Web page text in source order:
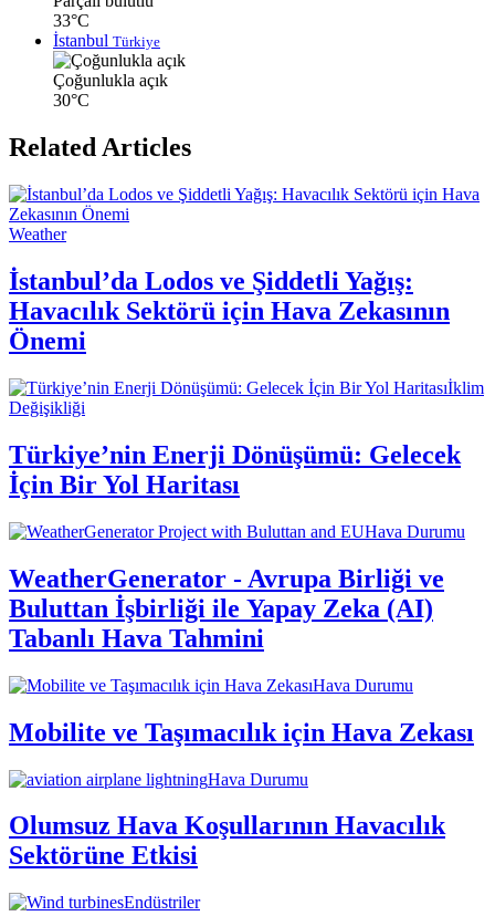
33°C
İstanbul Türkiye
Çoğunlukla açık
30°C
Related Articles
Weather
İstanbul’da Lodos ve Şiddetli Yağış:
Havacılık Sektörü için Hava Zekasının
Önemi
İklim
Değişikliği
Türkiye’nin Enerji Dönüşümü: Gelecek
İçin Bir Yol Haritası
Hava Durumu
WeatherGenerator - Avrupa Birliği ve
Buluttan İşbirliği ile Yapay Zeka (AI)
Tabanlı Hava Tahmini
Hava Durumu
Mobilite ve Taşımacılık için Hava Zekası
Hava Durumu
Olumsuz Hava Koşullarının Havacılık
Sektörüne Etkisi
Endüstriler